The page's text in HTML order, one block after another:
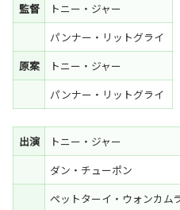
監督
トニー・ジャー
パンナー・リットグライ
原案
トニー・ジャー
パンナー・リットグライ
出演
トニー・ジャー
ダン・チューポン
ペットターイ・ウォンカム